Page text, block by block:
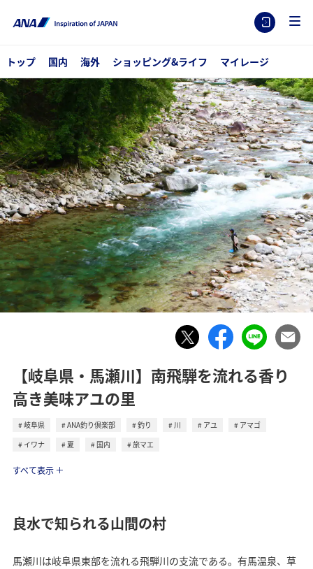
トップ 国内 海外 ショッピング&ライフ マイレージ
【岐阜県・馬瀬川】南飛騨を流れる香り
高き美味アユの里
岐阜県 ANA釣り倶楽部 釣り 川 アユ
アマゴ
イワナ
夏 国内
旅マエ
すべて表示
良水で知られる山間の村
馬瀬川は岐阜県東部を流れる飛騨川の支流である。有馬温泉、草